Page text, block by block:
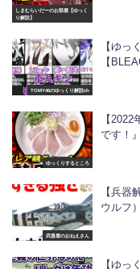
しまむらいだーのお部屋【ゆっく
り解説】
TOMY46のゆっくり解説ch
【ゆっ
【
ゆっくりするところ
【
です！
武器屋のおねえさん
【兵器
ウルフ
【ゆ